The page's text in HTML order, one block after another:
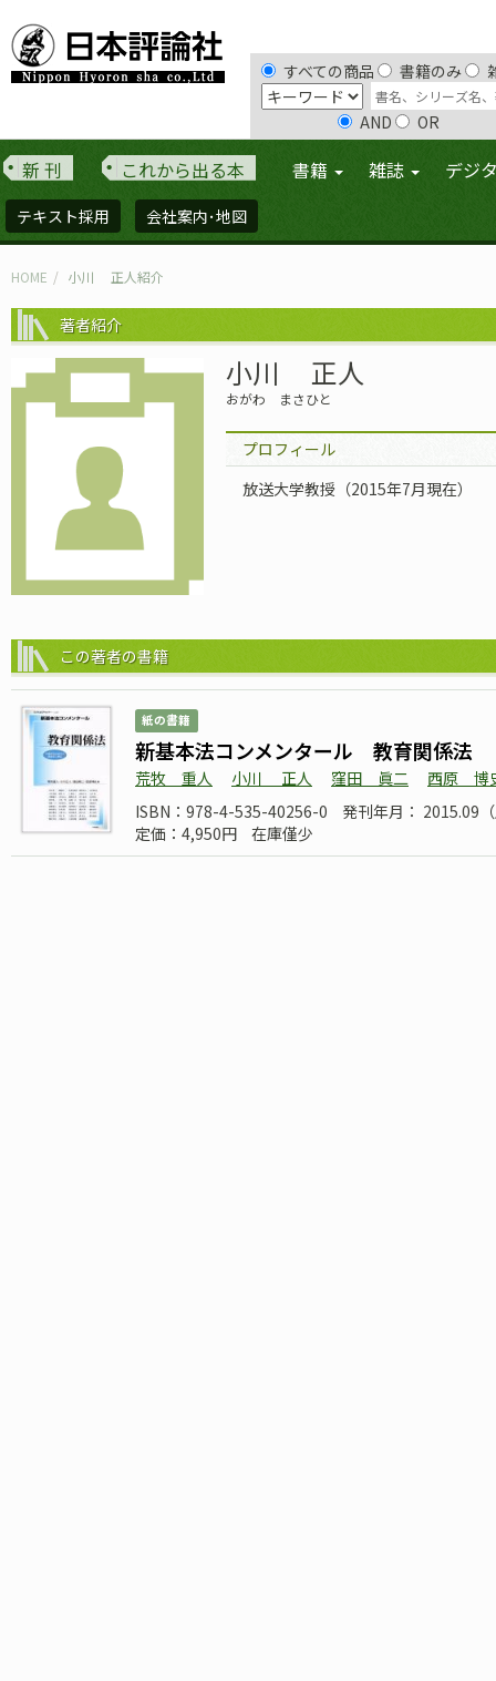
すべての商品 書籍のみ
AND OR
新 刊 これから出る本 書籍 雑誌 デジ
テキスト採用 会社案内･地図
HOME 小川 正人紹介
著者紹介
小川 正人
おがわ まさひと
プロフィール
放送大学教授（2015年7月現在）
この著者の書籍
紙の書籍
新基本法コンメンタール 教育関係法
荒牧 重人 小川 正人 窪田 眞二
西原 博
ISBN：978-4-535-40256-0
発刊年月： 2015.09
定価：4,950円
在庫僅少